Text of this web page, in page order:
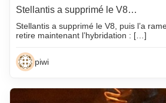
Stellantis a supprimé le V8…
Stellantis a supprimé le V8, puis l’a
retire maintenant l’hybridation : […]
piwi